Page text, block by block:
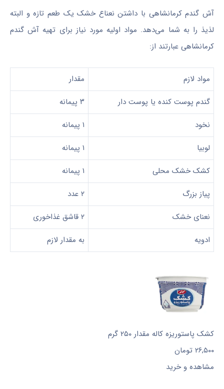
آش گندم کرمانشاهی با داشتن نعناع خشک یک طعم تازه و البته
لذیذ را به شما می‌دهد. مواد اولیه مورد نیاز برای تهیه آش گندم
کرمانشاهی عبارتند از:
مواد لازم
مقدار
گندم پوست کنده یا پوست دار
۳ پیمانه
نخود
۱ پیمانه
لوبیا
۱ پیمانه
کشک خشک محلی
۱ پیمانه
پیاز بزرگ
۲ عدد
نعنای خشک
۲ قاشق غذاخوری
ادویه
به مقدار لازم
کشک پاستوریزه کاله مقدار ۲۵۰ گرم
۲۶,۵۰۰ تومان
مشاهده و خرید